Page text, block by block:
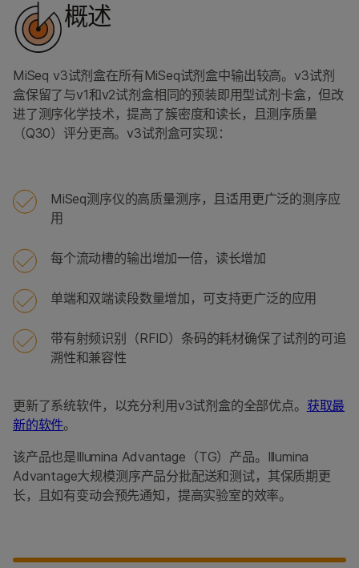
通过仪器兼容性
产品线
浏览所有产品
产品组合
概述
MiSeq v3试剂盒在所有MiSeq试剂盒中输出较高。v3试剂
盒保留了与v1和v2试剂盒相同的预装即用型试剂卡盒，但改
进了测序化学技术，提高了簇密度和读长，且测序质量
（Q30）评分更高。v3试剂盒可实现：
MiSeq测序仪的高质量测序，且适用更广泛的测序应
用
每个流动槽的输出增加一倍，读长增加
单端和双端读段数量增加，可支持更广泛的应用
带有射频识别（RFID）条码的耗材确保了试剂的可追
溯性和兼容性
更新了系统软件，以充分利用v3试剂盒的全部优点。 获取最
新的软件。
该产品也是Illumina Advantage（TG）产品。Illumina
Advantage大规模测序产品分批配送和测试，其保质期更
长，且如有变动会预先通知，提高实验室的效率。